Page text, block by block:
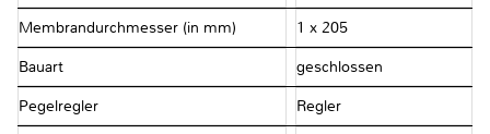
Membrandurchmesser (in mm) 1 x 205
Bauart geschlossen
Pegelregler Regler